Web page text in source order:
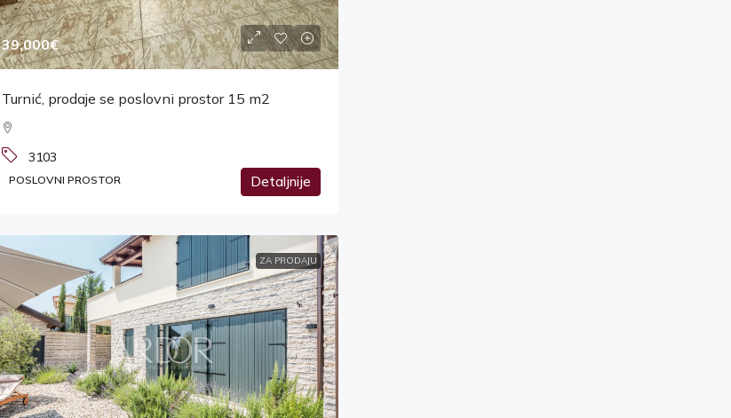
39,000€
Turnić, prodaje se poslovni prostor 15 m2
3103
POSLOVNI PROSTOR Detaljnije
ZA PRODAJU